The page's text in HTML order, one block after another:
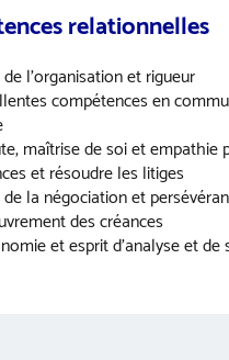
relationnelles
de l’organisation et rigueur
compétences en
maîtrise de soi et empathie
et résoudre les litiges
de la négociation et
des créances
et esprit d’analyse et de